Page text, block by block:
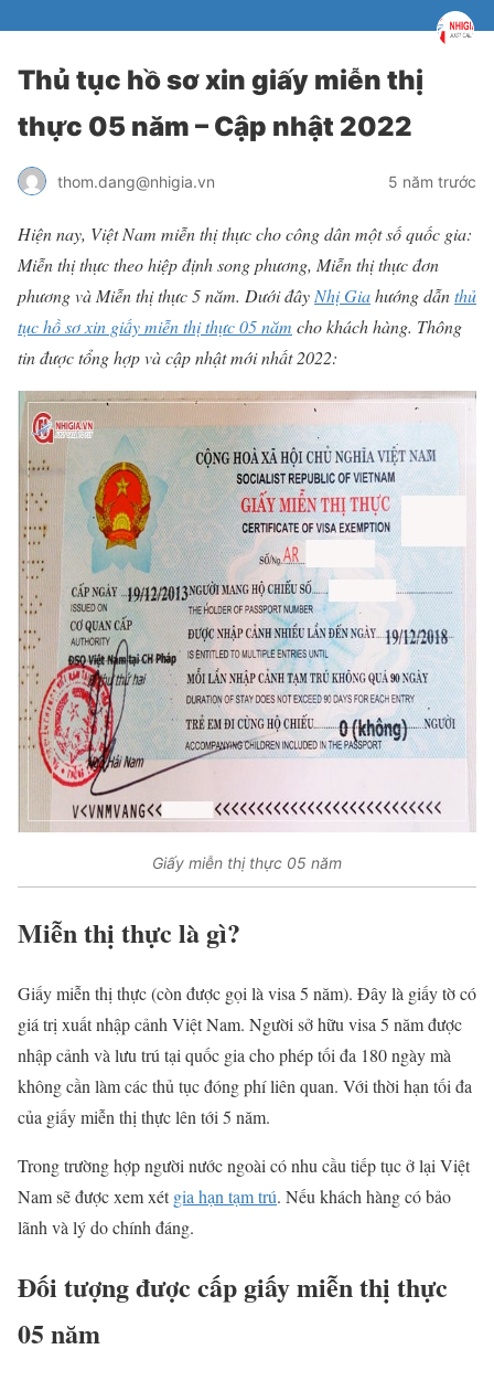
Thủ tục hồ sơ xin giấy miễn thị
thực 05 năm – Cập nhật 2022
thom.dang@nhigia.vn 5 năm trước
Hiện nay, Việt Nam miễn thị thực cho công dân một số quốc gia:
Miễn thị thực theo hiệp định song phương, Miễn thị thực đơn
phương và Miễn thị thực 5 năm. Dưới đây Nhị Giahướng dẫnthủ
tục hồ sơ xin giấy miễn thị thực 05 năm cho khách hàng. Thông
tin được tổng hợp và cập nhật mới nhất 2022:
Giấy miễn thị thực 05 năm
Miễn thị thực là gì?
Giấy miễn thị thực (còn được gọi là visa 5 năm). Đây là giấy tờ có
giá trị xuất nhập cảnh Việt Nam. Người sở hữu visa 5 năm được
nhập cảnh và lưu trú tại quốc gia cho phép tối đa 180 ngày mà
không cần làm các thủ tục đóng phí liên quan. Với thời hạn tối đa
của giấy miễn thị thực lên tới 5 năm.
Trong trường hợp người nước ngoài có nhu cầu tiếp tục ở lại Việt
Nam sẽ được xem xétgia hạn tạm trú. Nếu khách hàng có bảo
lãnh và lý do chính đáng.
Đối tượng được cấp giấy miễn thị thực
05 năm